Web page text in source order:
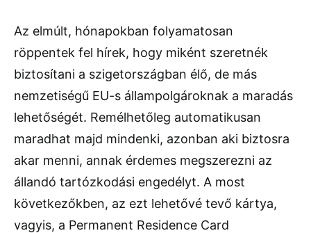
Az elmúlt, hónapokban folyamatosan
röppentek fel hírek, hogy miként szeretnék
biztosítani a szigetországban élő, de más
nemzetiségű EU-s állampolgároknak a maradás
lehetőségét. Remélhetőleg automatikusan
maradhat majd mindenki, azonban aki biztosra
akar menni, annak érdemes megszerezni az
állandó tartózkodási engedélyt. A most
következőkben, az ezt lehetővé tevő kártya,
vagyis, a Permanent Residence Card